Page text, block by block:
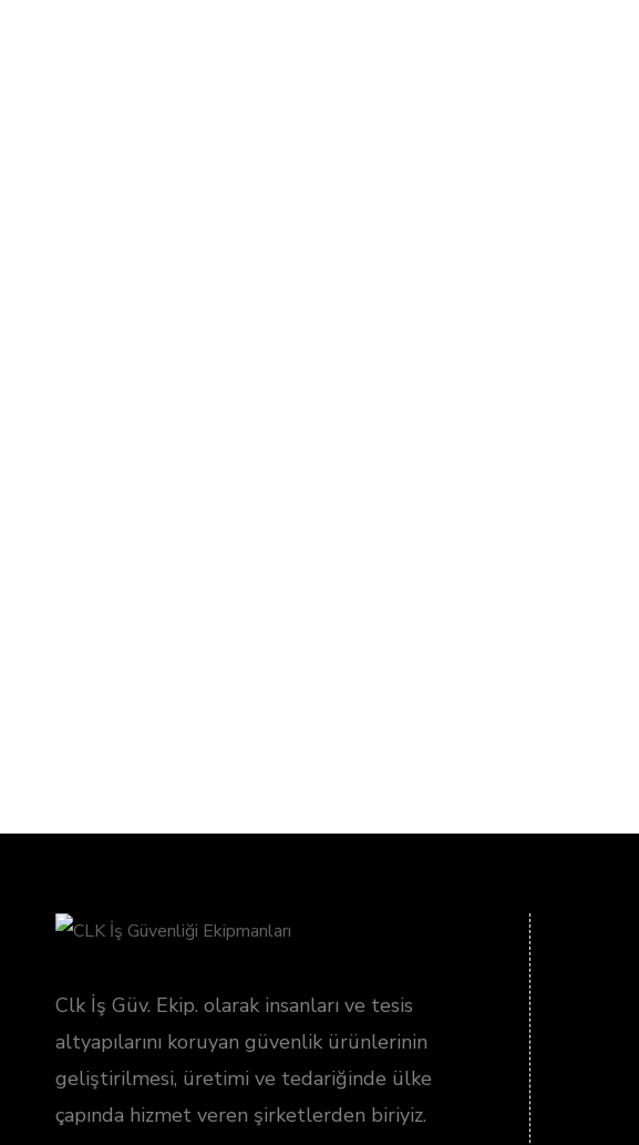
Clk İş Güv. Ekip. olarak insanları ve tesis
altyapılarını koruyan güvenlik ürünlerinin
geliştirilmesi, üretimi ve tedariğinde ülke
çapında hizmet veren şirketlerden biriyiz.